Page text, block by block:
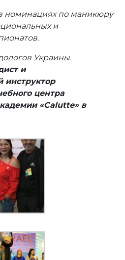
номинациях по маникюру
и
Украины.
и
инструктор
центра
«Calutte» в